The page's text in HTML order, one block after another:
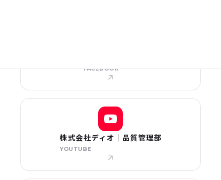
FACEBOOK
株式会社ディオ｜品質管理部
YOUTUBE